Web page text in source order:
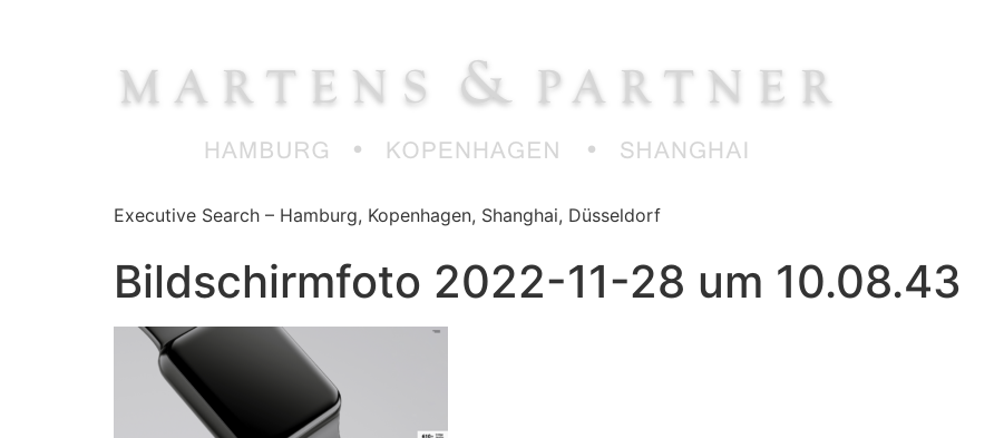
Executive Search – Hamburg, Kopenhagen, Shanghai, Düsseldorf
Bildschirm­foto 2022-11-28 um 10.08.43